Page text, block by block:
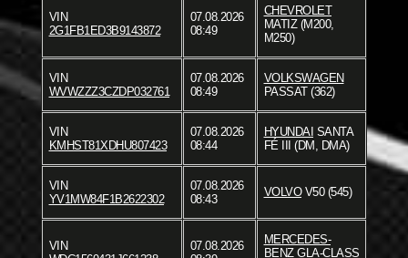
VIN
2G1FB1ED3B9143872
07.08.2026
08:49
CHEVROLET
MATIZ (M200,
M250)
VIN
WVWZZZ3CZDP032761
07.08.2026
08:49
VOLKSWAGEN
PASSAT (362)
VIN
KMHST81XDHU807423
07.08.2026
08:44
HYUNDAI SANTA
FÉ III (DM, DMA)
VIN
YV1MW84F1B2622302
07.08.2026
08:43
VOLVOV50 (545)
VIN
07.08.2026
MERCEDES-
BENZGLA-CLASS